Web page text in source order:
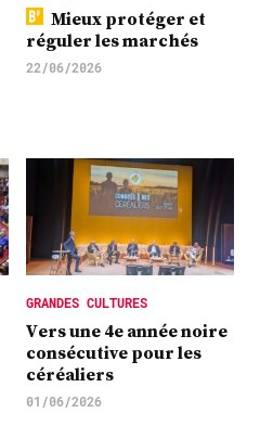
Mieux protéger et
réguler les marchés
22/06/2026
GRANDES CULTURES
Vers une 4e année noire
consécutive pour les
céréaliers
01/06/2026